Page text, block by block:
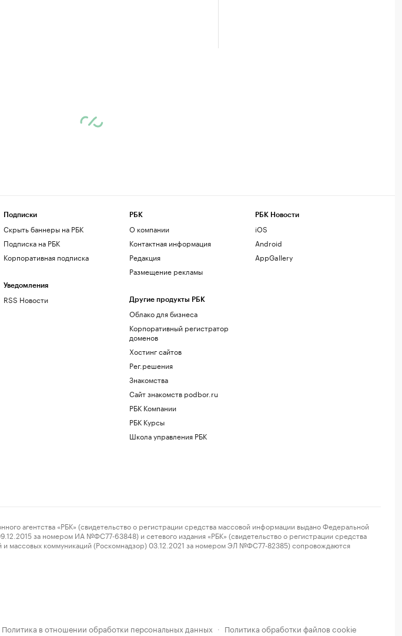
Подписки
Скрыть баннеры на РБК
Подписка на РБК
Корпоративная подписка
Уведомления
RSS Новости
РБК
О компании
Контактная информация
Редакция
Размещение рекламы
Другие продукты РБК
Облако для бизнеса
Корпоративный регистратор
доменов
Хостинг сайтов
Рег.решения
Знакомства
Сайт знакомств podbor.ru
РБК Компании
РБК Курсы
Школа управления РБК
РБК Новости
iOS
Android
AppGallery
«РБК» (свидетельство о регистрации средства массовой информации выдано Федеральной
за номером ИА №ФС77-63848) и сетевого издания «РБК» (свидетельство о регистрации средства
массовых коммуникаций (Роскомнадзор) 03.12.2021 за номером ЭЛ №ФС77-82385) сопровождаются
Политика в отношении обработки персональных данных · Политика обработки файлов cookie